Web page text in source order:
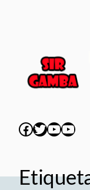
Facebook
Twitter